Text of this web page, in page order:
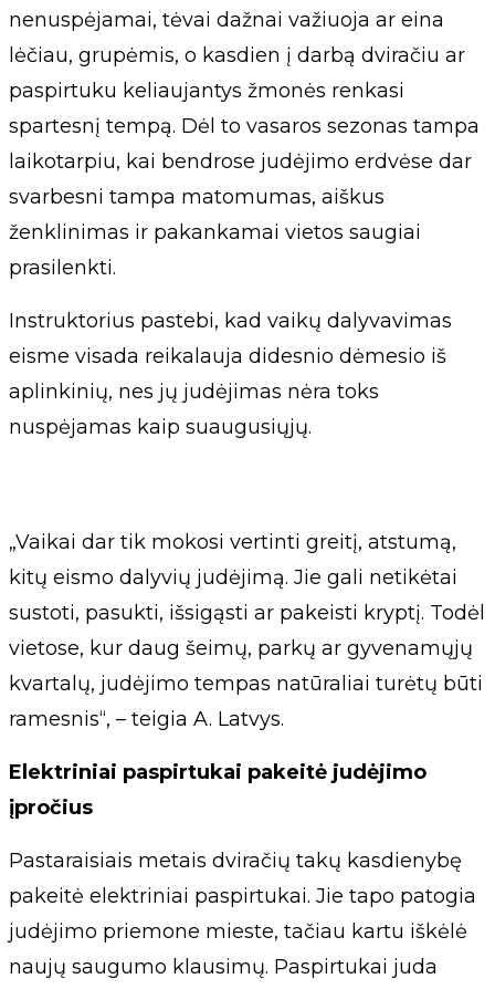
nenuspėjamai, tėvai dažnai važiuoja ar eina
lėčiau, grupėmis, o kasdien į darbą dviračiu ar
paspirtuku keliaujantys žmonės renkasi
spartesnį tempą. Dėl to vasaros sezonas tampa
laikotarpiu, kai bendrose judėjimo erdvėse dar
svarbesni tampa matomumas, aiškus
ženklinimas ir pakankamai vietos saugiai
prasilenkti.
Instruktorius pastebi, kad vaikų dalyvavimas
eisme visada reikalauja didesnio dėmesio iš
aplinkinių, nes jų judėjimas nėra toks
nuspėjamas kaip suaugusiųjų.
„Vaikai dar tik mokosi vertinti greitį, atstumą,
kitų eismo dalyvių judėjimą. Jie gali netikėtai
sustoti, pasukti, išsigąsti ar pakeisti kryptį. Todėl
vietose, kur daug šeimų, parkų ar gyvenamųjų
kvartalų, judėjimo tempas natūraliai turėtų būti
ramesnis“, – teigia A. Latvys.
Elektriniai paspirtukai pakeitė judėjimo
įpročius
Pastaraisiais metais dviračių takų kasdienybę
pakeitė elektriniai paspirtukai. Jie tapo patogia
judėjimo priemone mieste, tačiau kartu iškėlė
naujų saugumo klausimų. Paspirtukai juda